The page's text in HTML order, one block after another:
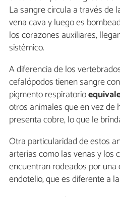
La sangre circula a través de
vena cava y luego es
los corazones auxiliares,
sistémico.
A diferencia de los
cefalópodos tienen sangre con
pigmento respiratorio
otros animales que en vez de
presenta cobre, lo que le
Otra particularidad de estos
arterias como las venas y los
encuentran rodeados por
endotelio, que es diferente a